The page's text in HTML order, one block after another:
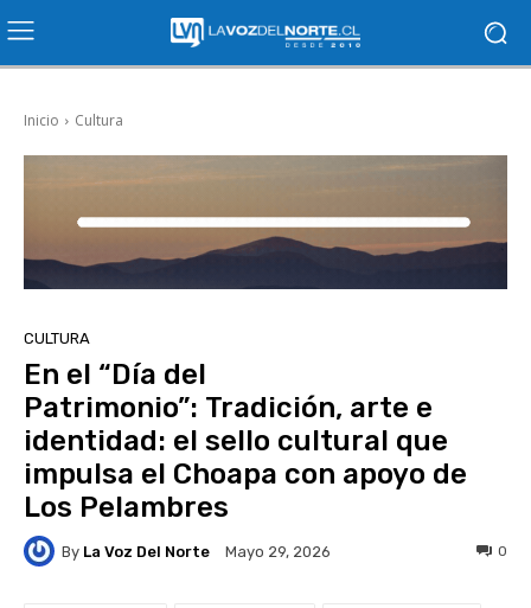
Inicio Cultura
CULTURA
En el “Día del
Patrimonio”: Tradición, arte e
identidad: el sello cultural que
impulsa el Choapa con apoyo de
Los Pelambres
By La Voz Del Norte Mayo 29, 2026 0